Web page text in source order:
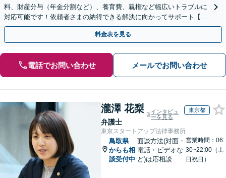
料、財産分与（年金分割など）、養育費、親権など幅広いトラブルに
対応可能です！依頼者さまの納得できる解決に向かってサポート【土
日祝／夜間対応可】【当日／電話相談可】
料金表を見る
電話でお問い合わせ メールでお問い合わせ
瀧澤 花梨
弁護士
インタビュ
ーを見る
東京都
東京スタートアップ法律事務所
鳥取県
からも相
談受付中
面談方法(対面・
電話・ビデオな
ど)は応相談
営業時間：06:
30~22:00（土
日祝日）